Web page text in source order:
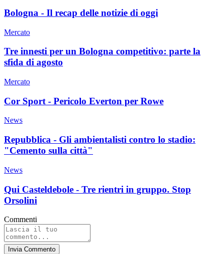
Bologna - Il recap delle notizie di oggi
Mercato
Tre innesti per un Bologna competitivo: parte la
sfida di agosto
Mercato
Cor Sport - Pericolo Everton per Rowe
News
Repubblica - Gli ambientalisti contro lo stadio:
"Cemento sulla città"
News
Qui Casteldebole - Tre rientri in gruppo. Stop
Orsolini
Commenti
Invia Commento